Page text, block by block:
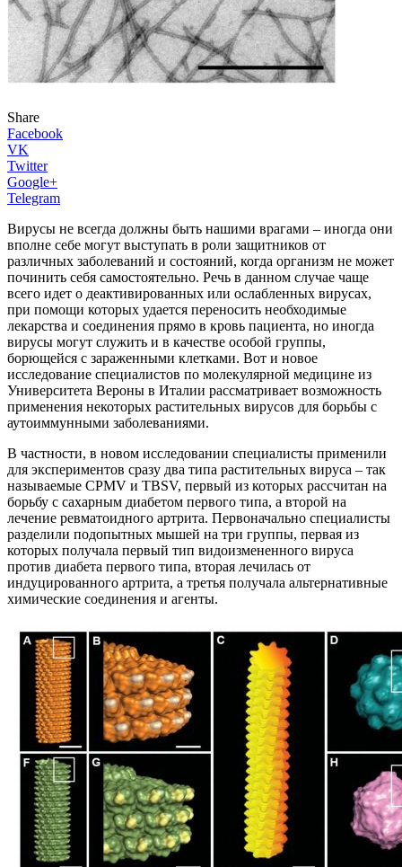
Share
Facebook
VK
Twitter
Google+
Telegram
Вирусы не всегда должны быть нашими врагами – иногда они
вполне себе могут выступать в роли защитников от
различных заболеваний и состояний, когда организм не может
починить себя самостоятельно. Речь в данном случае чаще
всего идет о деактивированных или ослабленных вирусах,
при помощи которых удается переносить необходимые
лекарства и соединения прямо в кровь пациента, но иногда
вирусы могут служить и в качестве особой группы,
борющейся с зараженными клетками. Вот и новое
исследование специалистов по молекулярной медицине из
Университета Вероны в Италии рассматривает возможность
применения некоторых растительных вирусов для борьбы с
аутоиммунными заболеваниями.
В частности, в новом исследовании специалисты применили
для экспериментов сразу два типа растительных вируса – так
называемые CPMV и TBSV, первый из которых рассчитан на
борьбу с сахарным диабетом первого типа, а второй на
лечение ревматоидного артрита. Первоначально специалисты
разделили подопытных мышей на три группы, первая из
которых получала первый тип видоизмененного вируса
против диабета первого типа, вторая лечилась от
индуцированного артрита, а третья получала альтернативные
химические соединения и агенты.